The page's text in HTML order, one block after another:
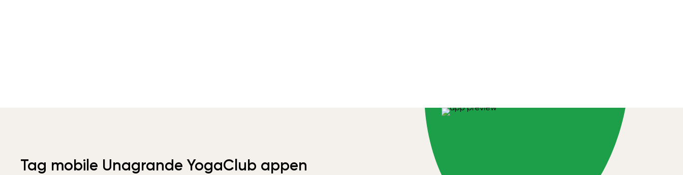
Tag mobile Unagrande YogaClub appen